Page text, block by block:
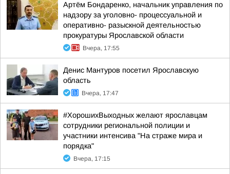
Артём Бондаренко, начальник управления по
надзору за уголовно- процессуальной и
оперативно- разыскной деятельностью
прокуратуры Ярославской области
Вчера, 17:55
Денис Мантуров посетил Ярославскую
область
Вчера, 17:47
#ХорошихВыходных желают ярославцам
сотрудники региональной полиции и
участники интенсива "На страже мира и
порядка"
Вчера, 17:15